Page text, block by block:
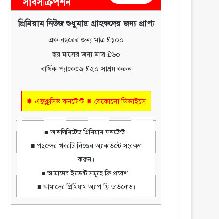
সাবসক্রিপশন
প্রিমিয়াম নিউজ শুধুমাত্র গ্রাহকদের জন্য প্রাপ্য
এক বছরের জন্য মাত্র £১০০
ছয় মাসের জন্য মাত্র £৬০
বার্ষিক প্যাকেজে £২০ সাশ্রয় করুন
✸ এক্সক্লুসিভ কনটেন্ট ✸ যেকোনো ডিভাইসে
■ আনলিমিটেড প্রিমিয়াম কনটেন্ট।
■ পছন্দের খবরটি নিজের অ্যাকাউন্টে সংরক্ষণ
করুন।
■ আমাদের ইভেন্ট সমূহে ফ্রি প্রবেশ।
■ আমাদের প্রিমিয়াম অ্যাপ ফ্রি ডাউনোড।